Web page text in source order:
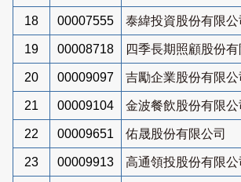
18 00007555 泰緯投資股份有限公
19 00008718 四季長期照顧股份有
20 00009097 吉勵企業股份有限公
21 00009104 金波餐飲股份有限公
22 00009651 佑晟股份有限公司
23 00009913 高通領投股份有限公